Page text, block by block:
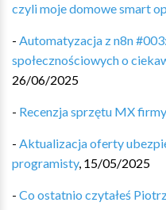
czyli moje domowe smart
- Automatyzacja z n8n
społecznościowych o
26/06/2025
- Recenzja sprzętu MX
- Aktualizacja oferty
programisty, 15/05/2025
- Co ostatnio czytałeś